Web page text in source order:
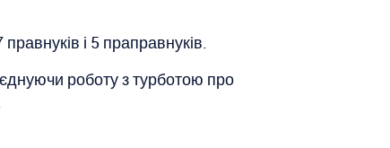
і 5 праправнуків.
роботу з турботою про